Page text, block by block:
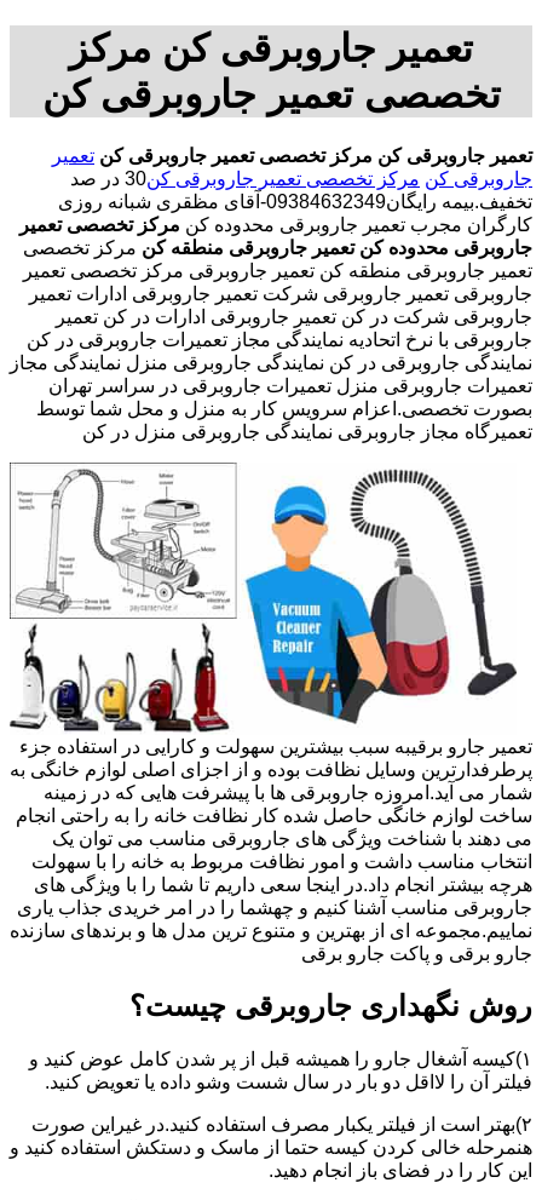
تعمیر جاروبرقی کن مرکز
تخصصی تعمیر جاروبرقی کن
تعمیر جاروبرقی کن مرکز تخصصی تعمیر جاروبرقی کن تعمیر
جاروبرقی کن مرکز تخصصی تعمیر جاروبرقی کن
30 در صد
تخفیف.بیمه رایگان09384632349-آقای مظقری شبانه روزی
کارگران مجرب تعمیر جاروبرقی محدوده کن مرکز تخصصی تعمیر
جاروبرقی محدوده کن تعمیر جاروبرقی منطقه کن مرکز تخصصی
تعمیر جاروبرقی منطقه کن تعمیر جاروبرقی مرکز تخصصی تعمیر
جاروبرقی تعمیر جاروبرقی شرکت تعمیر جاروبرقی ادارات تعمیر
جاروبرقی شرکت در کن تعمیر جاروبرقی ادارات در کن تعمیر
جاروبرقی با نرخ اتحادیه نمایندگی مجاز تعمیرات جاروبرقی در کن
نمایندگی جاروبرقی در کن نمایندگی جاروبرقی منزل نمایندگی مجاز
تعمیرات جاروبرقی منزل تعمیرات جاروبرقی در سراسر تهران
بصورت تخصصی.اعزام سرویس کار به منزل و محل شما توسط
تعمیرگاه مجاز جاروبرقی نمایندگی جاروبرقی منزل در کن
تعمیر جارو برقیبه سبب بیشترین سهولت و کارایی در استفاده جزء
پرطرفدارترین وسایل نظافت بوده و از اجزای اصلی لوازم خانگی به
شمار می آید.امروزه جاروبرقی ها با پیشرفت هایی که در زمینه
ساخت لوازم خانگی حاصل شده کار نظافت خانه را به راحتی انجام
می دهند با شناخت ویژگی های جاروبرقی مناسب می توان یک
انتخاب مناسب داشت و امور نظافت مربوط به خانه را با سهولت
هرچه بیشتر انجام داد.در اینجا سعی داریم تا شما را با ویژگی های
جاروبرقی مناسب آشنا کنیم و چهشما را در امر خریدی جذاب یاری
نماییم.مجموعه ای از بهترین و متنوع ترین مدل ها و برندهای سازنده
جارو برقی و پاکت جارو برقی
روش نگهداری جاروبرقی چیست؟
۱)کیسه آشغال جارو را همیشه قبل از پر شدن کامل عوض کنید و
فیلتر آن را لااقل دو بار در سال شست وشو داده یا تعویض کنید.
۲)بهتر است از فیلتر یکبار مصرف استفاده کنید.در غیراین صورت
هنمرحله خالی کردن کیسه حتما از ماسک و دستکش استفاده کنید و
این کار را در فضای باز انجام دهید.